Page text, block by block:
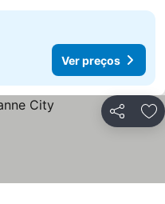
Ver preços
Partilhar